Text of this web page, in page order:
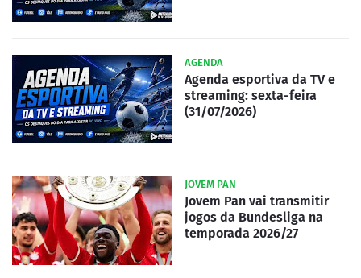
AGENDA
Agenda esportiva da TV e
streaming: sexta-feira
(31/07/2026)
JOVEM PAN
Jovem Pan vai transmitir
jogos da Bundesliga na
temporada 2026/27